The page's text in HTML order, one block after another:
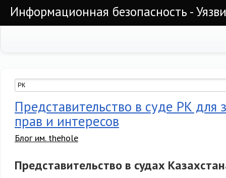
Информационная безопасность -
Представительство в суде РК
прав и интересов
Блог им. thehole
Представительство в судах